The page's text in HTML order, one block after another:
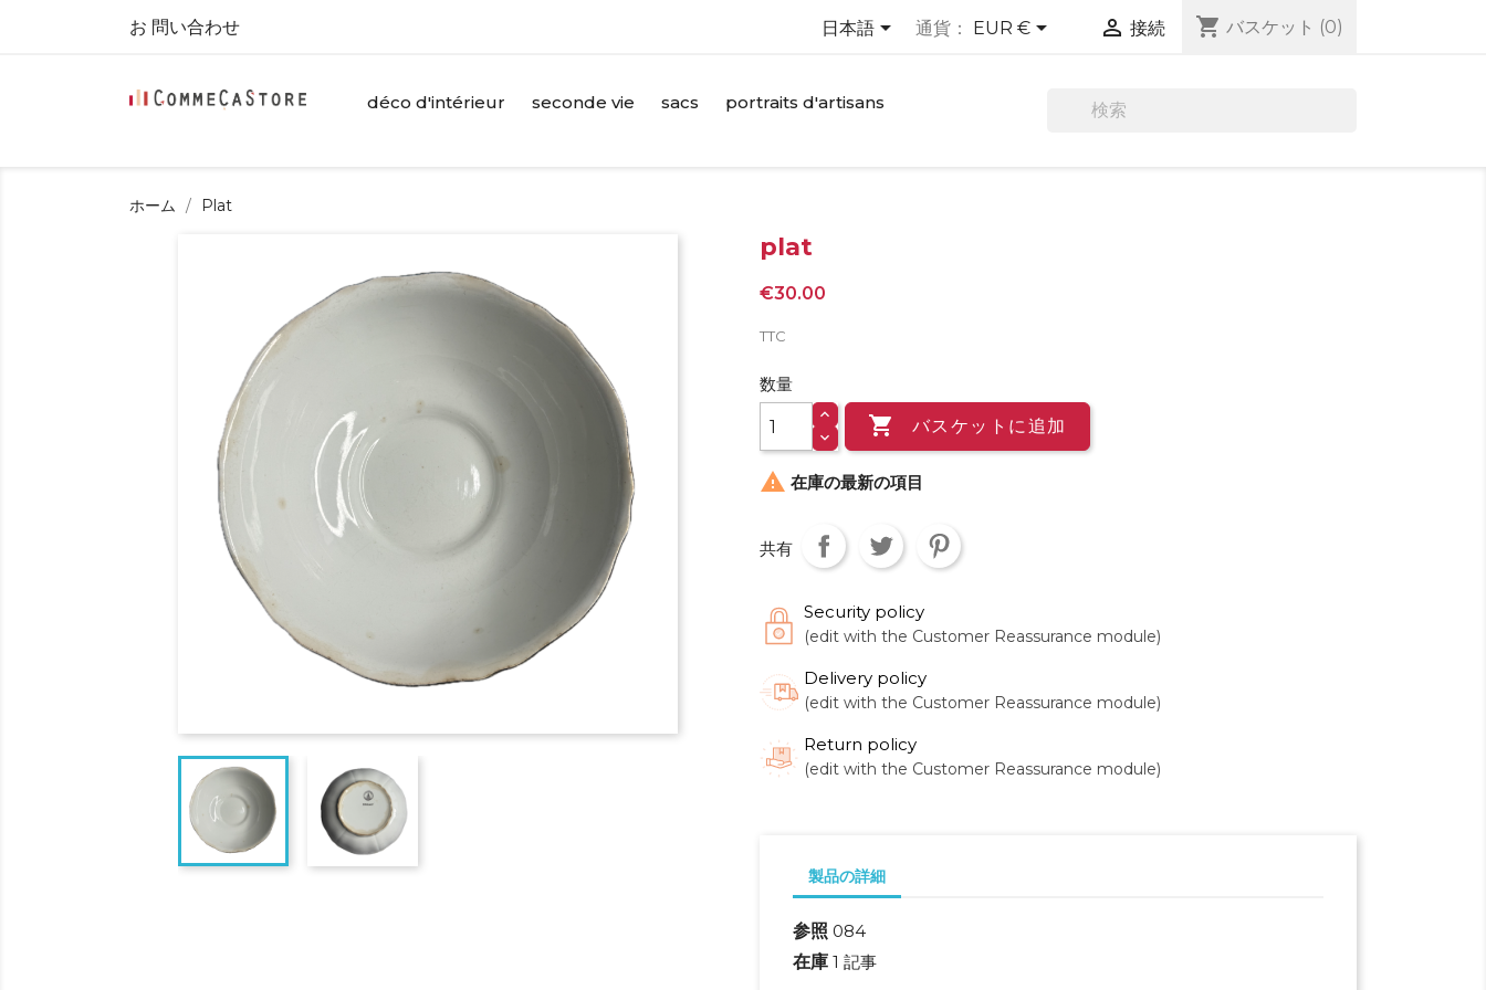
お 問い合わせ 日本語 通貨： EUR €  接続 shopping_cart バスケット (0)
déco d'intérieur seconde vie sacs portraits d'artisans
ホーム Plat
plat
€30.00
TTC
数量
 バスケットに追加
 在庫の最新の項目
共有
Security policy
(edit with the Customer Reassurance module)
Delivery policy
(edit with the Customer Reassurance module)
Return policy
(edit with the Customer Reassurance module)
製品の詳細
参照 084
在庫 1 記事